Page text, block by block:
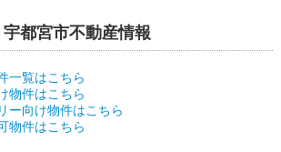
宇都宮市不動産情報
一覧はこちら
物件はこちら
ー向け物件はこちら
物件はこちら